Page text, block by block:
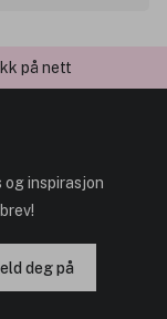
på nett
inspirasjon
deg på